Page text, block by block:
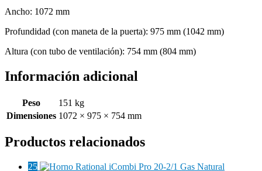
Ancho: 1072 mm
Profundidad (con maneta de la puerta): 975 mm (1042 mm)
Altura (con tubo de ventilación): 754 mm (804 mm)
Información adicional
Peso
151 kg
Dimensiones 1072 × 975 × 754 mm
Productos relacionados
25